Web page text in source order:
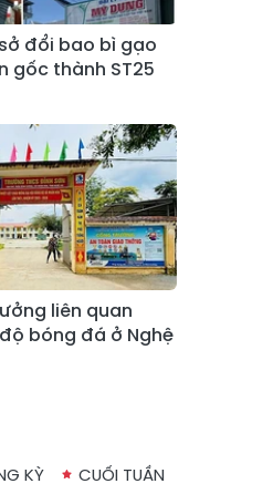
Xã Tả Van
Xã Cốc Lầu
Xã Tả Củ Tỷ
Xã Pha Long
Xã Bản Lầu
Xã Si Ma Cai
Xã Nậm Có
đổi bao bì gạo
gốc thành ST25
liên quan
bóng đá ở Nghệ
KỲ CUỐI TUẦN